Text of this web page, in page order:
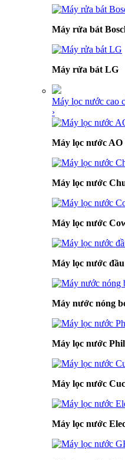
Máy rửa bát
Máy rửa bát LG
Máy lọc nước cao
›
Máy lọc nước AO
Máy lọc nước
Máy lọc nước
Máy lọc nước
Máy nước nóng
Máy lọc nước
Máy lọc nước
Máy lọc nước